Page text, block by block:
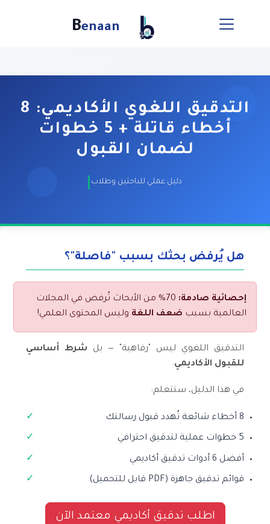
Benaan
التدقيق اللغوي الأكاديمي: 8
أخطاء قاتلة + 5 خطوات
لضمان القبول
دليل عملي للباحثين وطلاب الدراسات العليا لتجنب رفض الأبحاث بسبب اللغة
هل يُرفض بحثك بسبب "فاصلة"؟
إحصائية صادمة:
70% من الأبحاث تُرفض في المجلات
العالمية بسبب ضعف اللغة وليس المحتوى العلمي!
التدقيق اللغوي ليس "رفاهية" — بل شرط أساسي
للقبول الأكاديمي.
في هذا الدليل، ستتعلم:
8 أخطاء شائعة تُهدد قبول رسالتك
5 خطوات عملية لتدقيق احترافي
أفضل 6 أدوات تدقيق أكاديمي
قوائم تدقيق جاهزة (PDF قابل للتحميل)
اطلب تدقيق أكاديمي معتمد الآن